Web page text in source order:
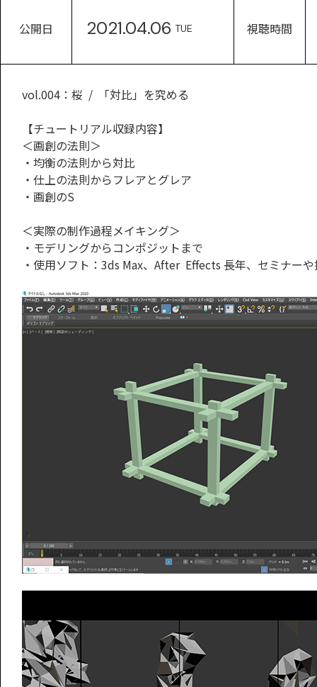
公開日 2021.04.06 TUE 視聴時間
vol.004：桜 / 「対比」を究める
【チュートリアル収録内容】
＜画創の法則＞
・均衡の法則から対比
・仕上の法則からフレアとグレア
・画創のS
＜実際の制作過程メイキング＞
・モデリングからコンポジットまで
・使用ソフト：3ds Max、After Effects 長年、セミナー